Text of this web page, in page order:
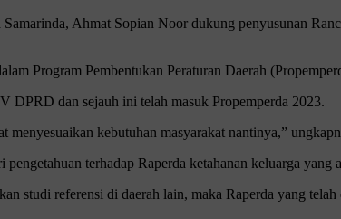
Ahmat Sopian Noor dukung penyusunan
Program Pembentukan Peraturan Daerah
DPRD dan sejauh ini telah masuk Propemperda 2023.
menyesuaikan kebutuhan masyarakat nantinya,”
terhadap Raperda ketahanan keluarga
studi referensi di daerah lain, maka Raperda yang